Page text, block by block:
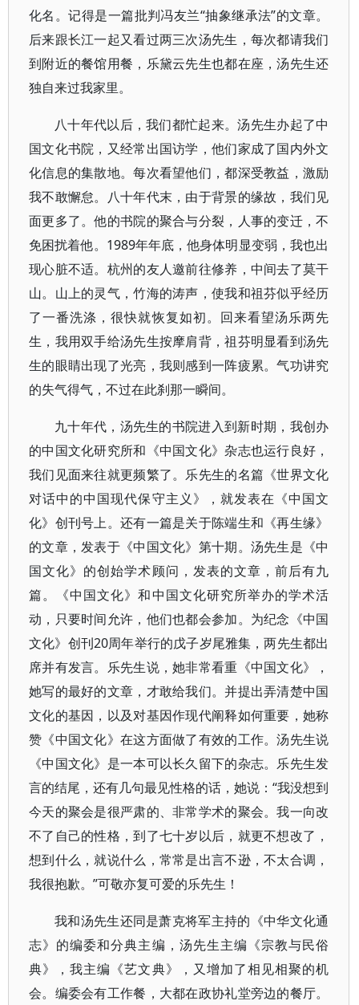
化名。记得是一篇批判冯友兰“抽象继承法”的文章。
后来跟长江一起又看过两三次汤先生，每次都请我们
到附近的餐馆用餐，乐黛云先生也都在座，汤先生还
独自来过我家里。
八十年代以后，我们都忙起来。汤先生办起了中
国文化书院，又经常出国访学，他们家成了国内外文
化信息的集散地。每次看望他们，都深受教益，激励
我不敢懈怠。八十年代末，由于背景的缘故，我们见
面更多了。他的书院的聚合与分裂，人事的变迁，不
免困扰着他。1989年年底，他身体明显变弱，我也出
现心脏不适。杭州的友人邀前往修养，中间去了莫干
山。山上的灵气，竹海的涛声，使我和祖芬似乎经历
了一番洗涤，很快就恢复如初。回来看望汤乐两先
生，我用双手给汤先生按摩肩背，祖芬明显看到汤先
生的眼睛出现了光亮，我则感到一阵疲累。气功讲究
的失气得气，不过在此刹那一瞬间。
九十年代，汤先生的书院进入到新时期，我创办
的中国文化研究所和《中国文化》杂志也运行良好，
我们见面来往就更频繁了。乐先生的名篇《世界文化
对话中的中国现代保守主义》，就发表在《中国文
化》创刊号上。还有一篇是关于陈端生和《再生缘》
的文章，发表于《中国文化》第十期。汤先生是《中
国文化》的创始学术顾问，发表的文章，前后有九
篇。《中国文化》和中国文化研究所举办的学术活
动，只要时间允许，他们也都会参加。为纪念《中国
文化》创刊20周年举行的戊子岁尾雅集，两先生都出
席并有发言。乐先生说，她非常看重《中国文化》，
她写的最好的文章，才敢给我们。并提出弄清楚中国
文化的基因，以及对基因作现代阐释如何重要，她称
赞《中国文化》在这方面做了有效的工作。汤先生说
《中国文化》是一本可以长久留下的杂志。乐先生发
言的结尾，还有几句最见性格的话，她说：“我没想到
今天的聚会是很严肃的、非常学术的聚会。我一向改
不了自己的性格，到了七十岁以后，就更不想改了，
想到什么，就说什么，常常是出言不逊，不太合调，
我很抱歉。”可敬亦复可爱的乐先生！
我和汤先生还同是萧克将军主持的《中华文化通
志》的编委和分典主编，汤先生主编《宗教与民俗
典》，我主编《艺文典》，又增加了相见相聚的机
会。编委会有工作餐，大都在政协礼堂旁边的餐厅。